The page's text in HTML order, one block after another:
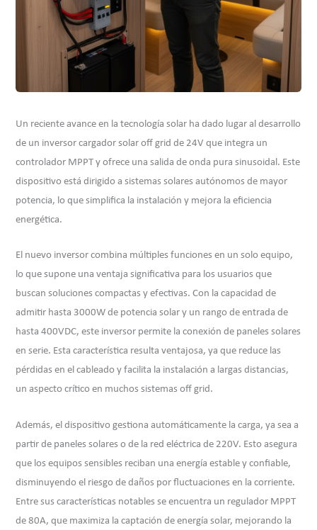
Un reciente avance en la tecnología solar ha dado lugar al desarrollo
de un inversor cargador solar off grid de 24V que integra un
controlador MPPT y ofrece una salida de onda pura sinusoidal. Este
dispositivo está dirigido a sistemas solares autónomos de mayor
potencia, lo que simplifica la instalación y mejora la eficiencia
energética.
El nuevo inversor combina múltiples funciones en un solo equipo,
lo que supone una ventaja significativa para los usuarios que
buscan soluciones compactas y efectivas. Con la capacidad de
admitir hasta 3000W de potencia solar y un rango de entrada de
hasta 400VDC, este inversor permite la conexión de paneles solares
en serie. Esta característica resulta ventajosa, ya que reduce las
pérdidas en el cableado y facilita la instalación a largas distancias,
un aspecto crítico en muchos sistemas off grid.
Además, el dispositivo gestiona automáticamente la carga, ya sea a
partir de paneles solares o de la red eléctrica de 220V. Esto asegura
que los equipos sensibles reciban una energía estable y confiable,
disminuyendo el riesgo de daños por fluctuaciones en la corriente.
Entre sus características notables se encuentra un regulador MPPT
de 80A, que maximiza la captación de energía solar, mejorando la